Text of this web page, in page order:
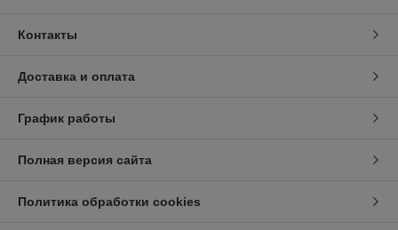
Контакты
Доставка и оплата
График работы
Полная версия сайта
Политика обработки cookies